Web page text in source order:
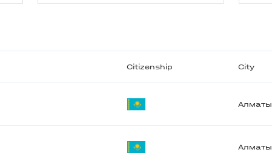
Citizenship City
Алматы
Алматы